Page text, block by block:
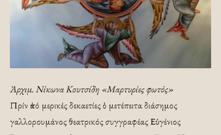
Ἀρχιμ. Νίκωνα Κουτσίδη «Μαρτυρίες φωτός»
Πρίν ἀπό μερικές δεκαετίες ὁ μετέπειτα διάσημος
γαλλορουμάνος θεατρικός συγγραφέας Εὐγένιος